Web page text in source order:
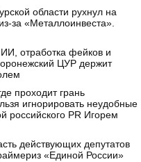
области рухнул на
за «Металлоинвеста».
отработка фейков и
ЦУР держит
проходит грань
игнорировать неудобные
российского PR Игорем
действующих депутатов
«Единой России»